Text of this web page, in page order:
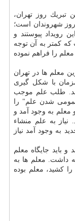
روز تهران،
شهروندان است؛
رویداد پیوستند و
كمتر به آن توجه
را فراهم نموده
معلم ها در تهران
با شكل گیری
شد. طلب علم موجب
شدن علم" را
به وجود آمد و
به علم منشاء
وجود آمد نیاز
و باید جایگاه معلم
داشت. معلم ها به
كشید، معلم بوده